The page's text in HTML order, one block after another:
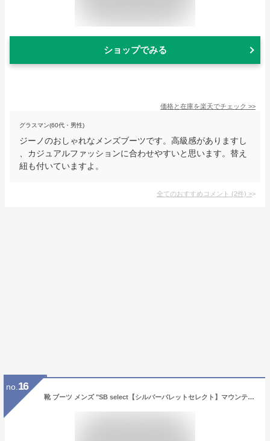
ショップでみる
価格と在庫を楽天でチェック >>
グラスマン(60代・男性)
ジーノのおしゃれなメンズブーツです。高級感がありますし
、カジュアルファッションに合わせやすいと思います。替え
紐も付いていますよ。
全てのおすすめコメント (2件) >
no. 16
靴 ブーツ メンズ "SB select【シルバーバレットセレクト】マウンテンブーツ/全10色"【あす楽対応】25.0cm/27.5cm ブラック ダークブラウン ブラウン キャメル ワイン ブラックスエード ブラウンスエード ベージュスエード ネイビースエード グレースエード